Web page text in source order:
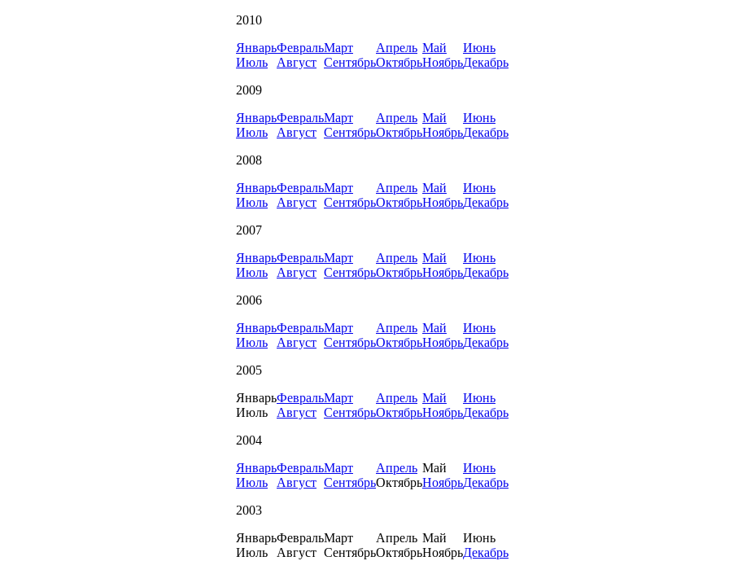
2010
ЯнварьФевральМарт Апрель Май
Июнь
Июль
Август СентябрьОктябрьНоябрьДекабрь
2009
ЯнварьФевральМарт Апрель Май
Июнь
Июль
Август СентябрьОктябрьНоябрьДекабрь
2008
ЯнварьФевральМарт Апрель Май
Июнь
Июль
Август СентябрьОктябрьНоябрьДекабрь
2007
ЯнварьФевральМарт Апрель Май
Июнь
Июль
Август СентябрьОктябрьНоябрьДекабрь
2006
ЯнварьФевральМарт Апрель Май
Июнь
Июль
Август СентябрьОктябрьНоябрьДекабрь
2005
ЯнварьФевральМарт Апрель Май
Июнь
Июль
Август СентябрьОктябрьНоябрьДекабрь
2004
ЯнварьФевральМарт Апрель Май
Июнь
Июль
Август СентябрьОктябрьНоябрьДекабрь
2003
ЯнварьФевральМарт Апрель Май
Июнь
Июль
Август СентябрьОктябрьНоябрьДекабрь